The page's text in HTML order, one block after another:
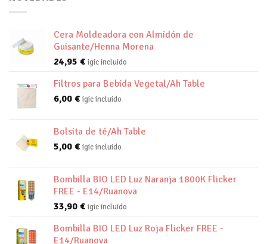
Cera Moldeadora con Almidón de
Guisante/Henna Morena
24,95 € igic incluido
Filtros para Bebida Vegetal/Ah Table
6,00 € igic incluido
Bolsita de té/Ah Table
5,00 € igic incluido
Bombilla BIO LED Luz Naranja 1800K Flicker
FREE - E14/Ruanova
33,90 € igic incluido
Bombilla BIO LED Luz Roja Flicker FREE -
E14/Ruanova